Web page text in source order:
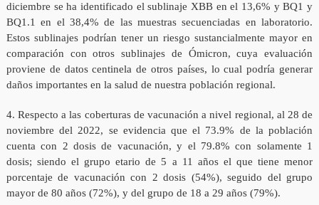
diciembre se ha identificado el sublinaje XBB en el 13,6% y BQ1 y
BQ1.1 en el 38,4% de las muestras secuenciadas en laboratorio.
Estos sublinajes podrían tener un riesgo sustancialmente mayor en
comparación con otros sublinajes de Ómicron, cuya evaluación
proviene de datos centinela de otros países, lo cual podría generar
daños importantes en la salud de nuestra población regional.
4. Respecto a las coberturas de vacunación a nivel regional, al 28 de
noviembre del 2022, se evidencia que el 73.9% de la población
cuenta con 2 dosis de vacunación, y el 79.8% con solamente 1
dosis; siendo el grupo etario de 5 a 11 años el que tiene menor
porcentaje de vacunación con 2 dosis (54%), seguido del grupo
mayor de 80 años (72%), y del grupo de 18 a 29 años (79%).